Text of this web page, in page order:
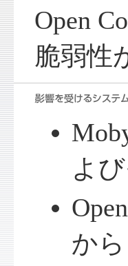
Open
脆弱性
よ
から